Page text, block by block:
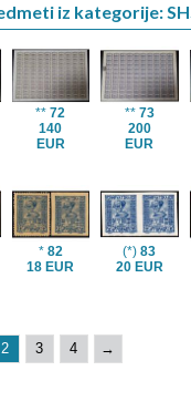
iz kategorije:
**72
140
EUR
** 73
200
EUR
* 82
18 EUR
(*)83
20 EUR
2 3 4 →